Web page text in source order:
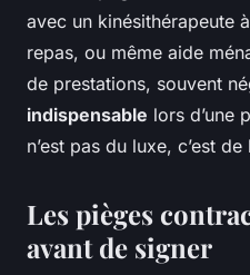
avec un kinésithérapeute
repas, ou même aide
de prestations, souvent
indispensable lors d’une
n’est pas du luxe, c’est
Les pièges
avant de signer